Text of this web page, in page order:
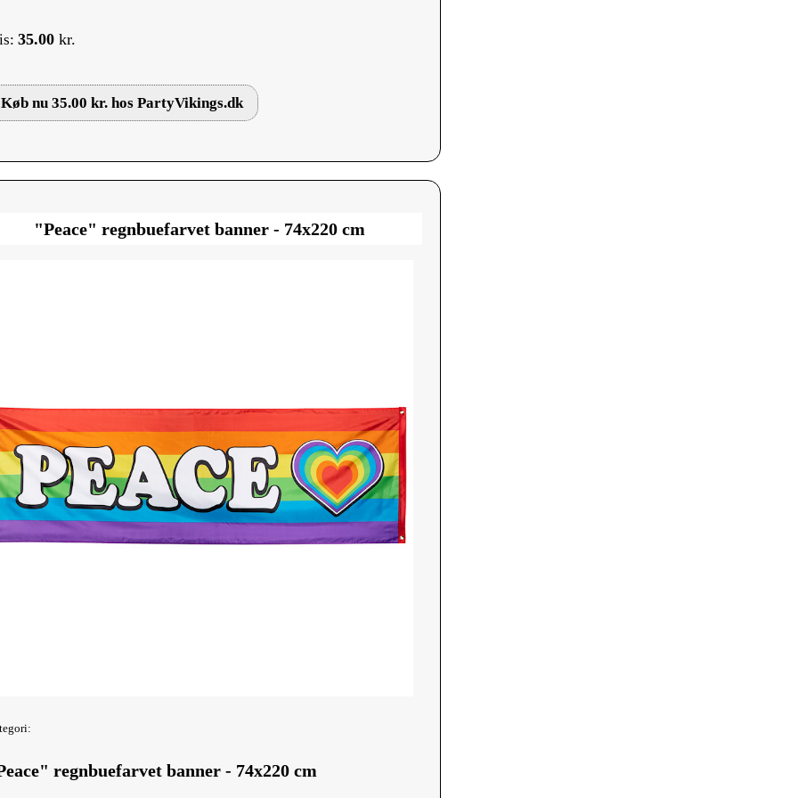
35.00 kr.
Køb nu 35.00 kr. hos PartyVikings.dk
"Peace" regnbuefarvet banner - 74x220 cm
regnbuefarvet banner - 74x220 cm